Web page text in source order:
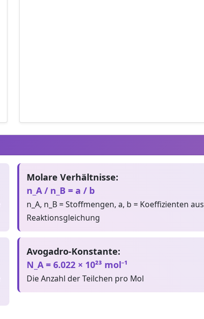
Molare Verhältnisse:
n_A / n_B = a / b
n_A, n_B = Stoffmengen, a, b = Koeffizienten aus
Reaktionsgleichung
Avogadro-Konstante:
N_A = 6.022 × 10²³ mol⁻¹
Die Anzahl der Teilchen pro Mol